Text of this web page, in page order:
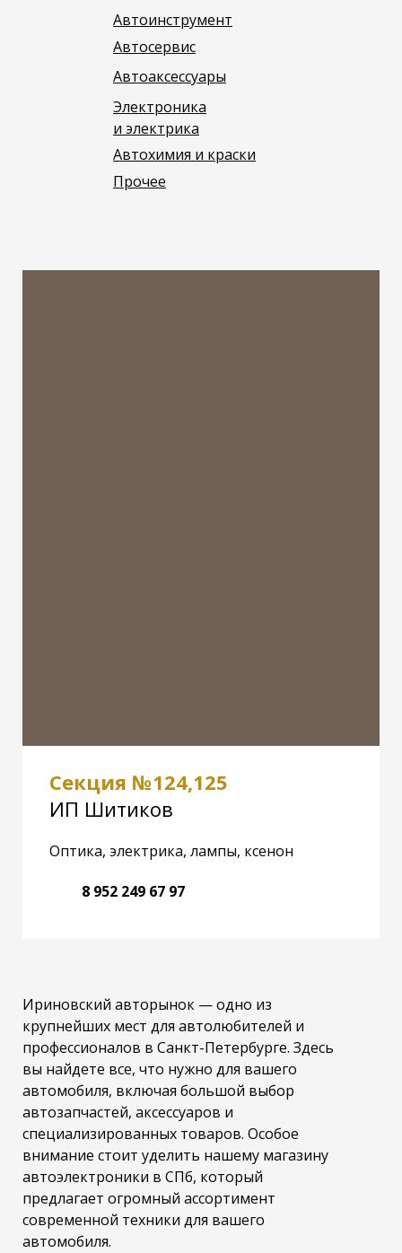
Прочее
Автохимия и краски
Электроника
и электрика
Автоаксессуары
Автосервис
Автоинструмент
Секция №124,125
ИП Шитиков
Оптика, электрика, лампы, ксенон
8 952 249 67 97
Ириновский авторынок — одно из
крупнейших мест для автолюбителей и
профессионалов в Санкт-Петербурге. Здесь
вы найдете все, что нужно для вашего
автомобиля, включая большой выбор
автозапчастей, аксессуаров и
специализированных товаров. Особое
внимание стоит уделить нашему магазину
автоэлектроники в СПб, который
предлагает огромный ассортимент
современной техники для вашего
автомобиля.